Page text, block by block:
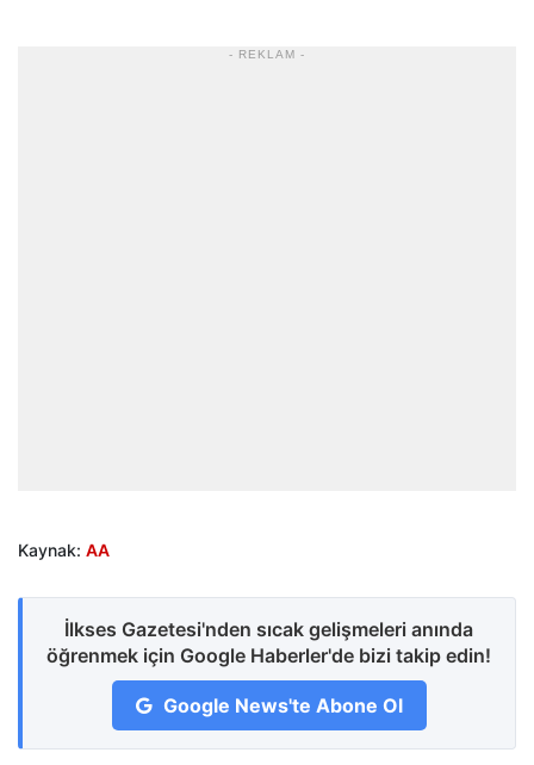
- REKLAM -
Kaynak: AA
İlkses Gazetesi'nden sıcak gelişmeleri anında
öğrenmek için Google Haberler'de bizi takip edin!
Google News'te Abone Ol